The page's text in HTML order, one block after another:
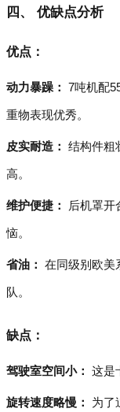
四、 优缺点分析
优点：
动力暴躁： 7吨机配
重物表现优秀。
皮实耐造： 结构件粗
高。
维护便捷： 后机罩开
恼。
省油： 在同级别欧美
队。
缺点：
驾驶室空间小： 这是
旋转速度略慢： 为了